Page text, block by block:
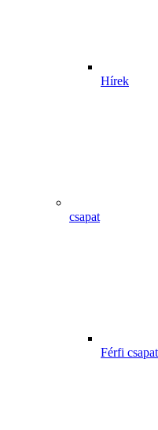
Hírek
csapat
Férfi csapat